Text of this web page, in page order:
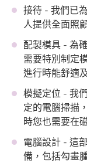
接待 - 我們已
人提供全面照
配製模具 - 為
需要特別制定
進行時能舒適
模擬定位 - 我
定的電腦掃描
時您也需要在
電腦設計 - 這
備，包括勾畫